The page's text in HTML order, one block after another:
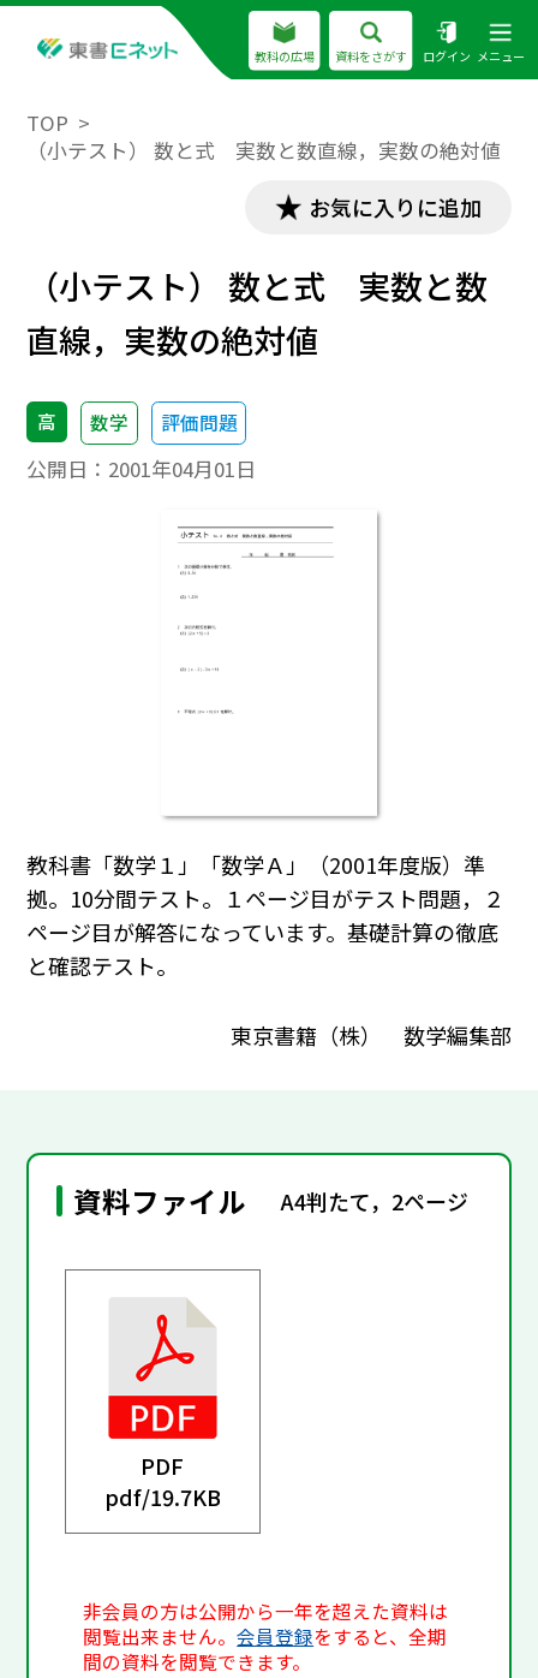
教科の広場 資料をさがす ログイン メニュー
TOP
（小テスト） 数と式 実数と数直線，実数の絶対値
お気に入りに追加
（小テスト） 数と式 実数と数
直線，実数の絶対値
高 数学 評価問題
公開日： 2001年04月01日
教科書「数学１」「数学Ａ」（2001年度版）準
拠。10分間テスト。１ページ目がテスト問題，２
ページ目が解答になっています。基礎計算の徹底
と確認テスト。
東京書籍（株） 数学編集部
資料ファイル A4判たて，2ページ
PDF
pdf/19.7KB
非会員の方は公開から一年を超えた資料は
閲覧出来ません。会員登録をすると、全期
間の資料を閲覧できます。